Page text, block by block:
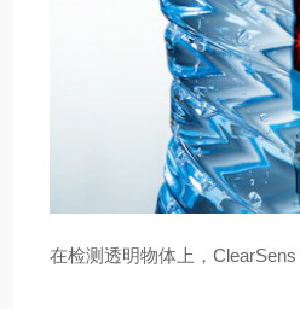
在检测透明物体上，